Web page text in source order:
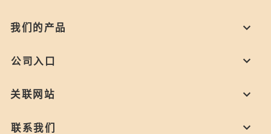
我们的产品
公司入口
关联网站
联系我们